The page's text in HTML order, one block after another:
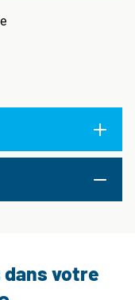
votre